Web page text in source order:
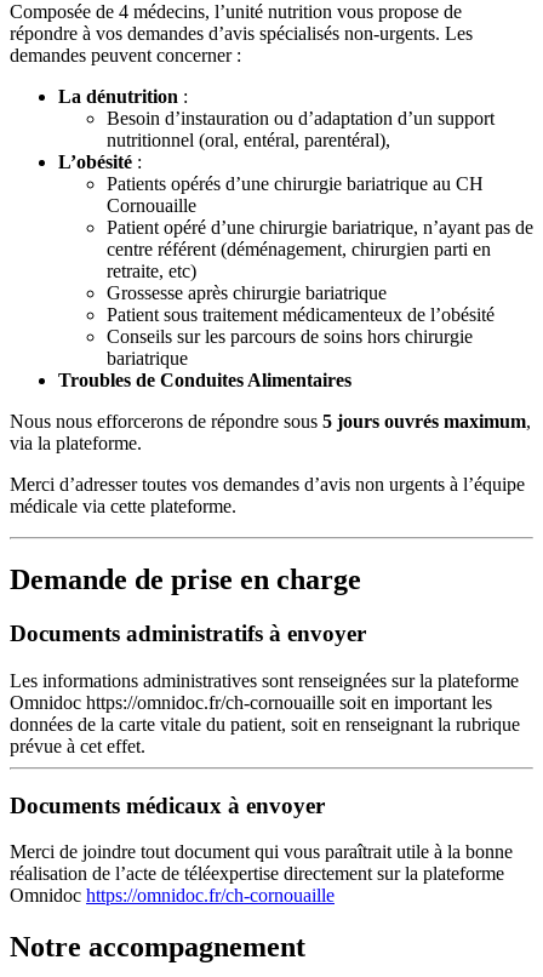
Composée de 4 médecins, l’unité nutrition vous propose de
répondre à vos demandes d’avis spécialisés non-urgents. Les
demandes peuvent concerner :
La dénutrition :
Besoin d’instauration ou d’adaptation d’un support
nutritionnel (oral, entéral, parentéral),
L’obésité :
Patients opérés d’une chirurgie bariatrique au CH
Cornouaille
Patient opéré d’une chirurgie bariatrique, n’ayant pas de
centre référent (déménagement, chirurgien parti en
retraite, etc)
Grossesse après chirurgie bariatrique
Patient sous traitement médicamenteux de l’obésité
Conseils sur les parcours de soins hors chirurgie
bariatrique
Troubles de Conduites Alimentaires
Nous nous efforcerons de répondre sous 5 jours ouvrés maximum,
via la plateforme.
Merci d’adresser toutes vos demandes d’avis non urgents à l’équipe
médicale via cette plateforme.
Demande de prise en charge
Documents administratifs à envoyer
Les informations administratives sont renseignées sur la plateforme
Omnidoc https://omnidoc.fr/ch-cornouaille soit en important les
données de la carte vitale du patient, soit en renseignant la rubrique
prévue à cet effet.
Documents médicaux à envoyer
Merci de joindre tout document qui vous paraîtrait utile à la bonne
réalisation de l’acte de téléexpertise directement sur la plateforme
Omnidoc https://omnidoc.fr/ch-cornouaille
Notre accompagnement